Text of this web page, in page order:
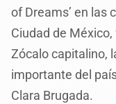
of Dreams’ en las
Ciudad de
Zócalo capitalino,
importante del
Clara Brugada.